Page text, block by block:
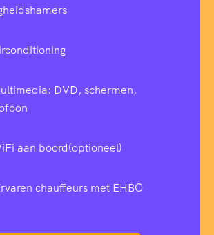
DVD, schermen,
aan boord(optioneel)
chauffeurs met EHBO